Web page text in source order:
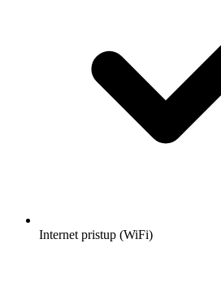
Internet pristup (WiFi)